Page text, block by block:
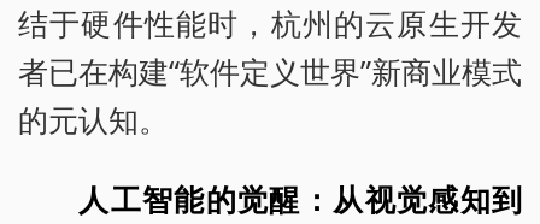
结于硬件性能时，杭州的云原生开发
者已在构建“软件定义世界”新商业模式
的元认知。
人工智能的觉醒：从视觉感知到